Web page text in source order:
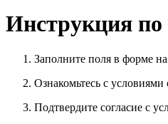
Инструкция
Заполните поля в форме на
Ознакомьтесь с условиями
Подтвердите согласие с